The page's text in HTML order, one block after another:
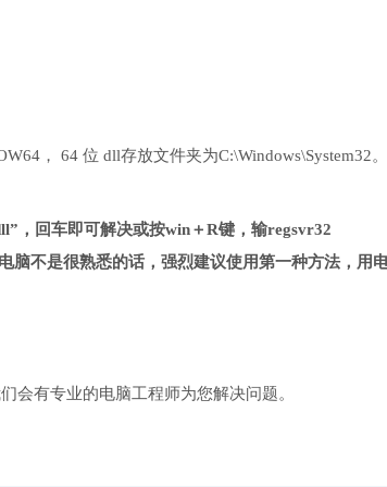
， 64 位 dll存放文件夹为C:\Windows\System32。
，回车即可解决或按win＋R键，输regsvr32
脑不是很熟悉的话，强烈建议使用第一种方法，用
会有专业的电脑工程师为您解决问题。